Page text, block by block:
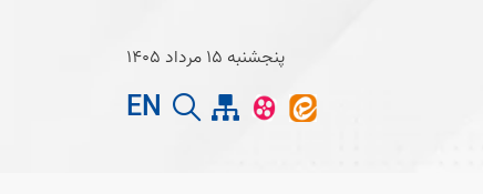
پنجشنبه 15 مرداد 1405
EN